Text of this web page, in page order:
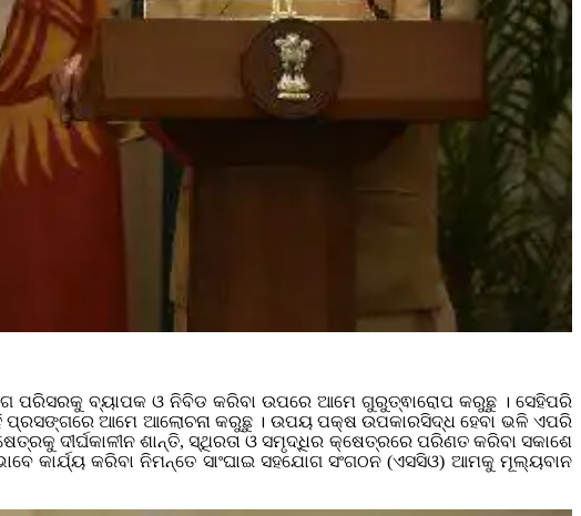
ପରିସରକୁ ବ୍ୟାପକ ଓ ନିବିଡ କରିବା ଉପରେ ଆମେ ଗୁରୁତ୍ଵାରୋପ କରୁଛୁ । ସେହିପରି
ପ୍ରସଙ୍ଗରେ ଆମେ ଆଲୋଚନା କରୁଛୁ । ଉପୟ ପକ୍ଷ ଉପକାରସିଦ୍ଧ ହେବା ଭଳି ଏପରି
ଦୀର୍ଘକାଳୀନ ଶାନ୍ତି, ସ୍ଥିରତା ଓ ସମୃଦ୍ଧିର କ୍ଷେତ୍ରରେ ପରିଣତ କରିବା ସକାଶେ
କରିବା ନିମନ୍ତେ ସାଂଘାଇ ସହଯୋଗ ସଂଗଠନ (ଏସସିଓ) ଆମକୁ ମୂଲ୍ୟବାନ